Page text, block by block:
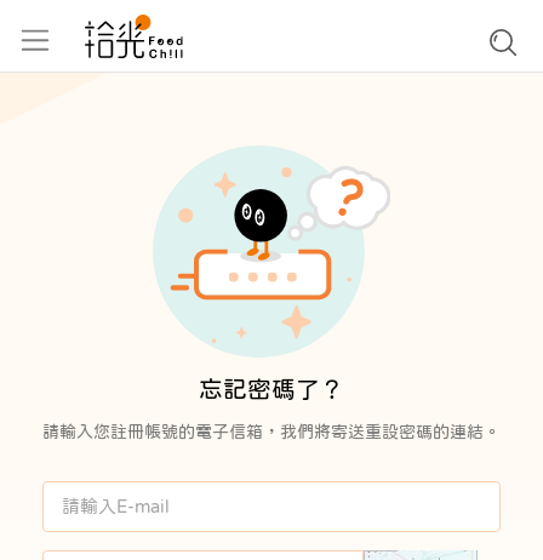
忘記密碼了？
請輸入您註冊帳號的電子信箱，我們將寄送重設密碼的連結。